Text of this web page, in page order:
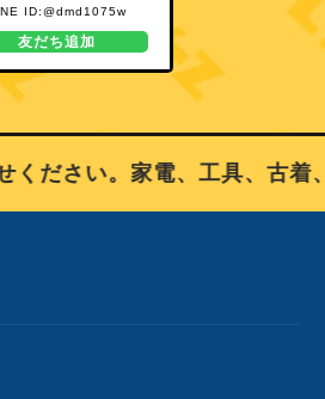
ID:@dmd1075w
友だち追加
さい。家電、工具、古着